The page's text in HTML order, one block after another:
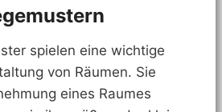
spielen eine wichtige
von Räumen. Sie
eines Raumes